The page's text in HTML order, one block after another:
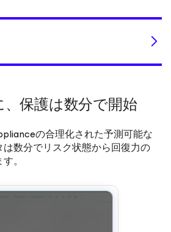
保護は数分で開始
の合理化された予測可能な
数分でリスク状態から回復力の
。